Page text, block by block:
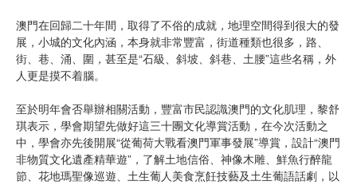
澳門在回歸二十年間，取得了不俗的成就，地理空間得到很大的發
展，小城的文化內涵，本身就非常豐富，街道種類也很多，路、
街、巷、涌、圍，甚至是“石級、斜坡、斜巷、土腰”這些名稱，外
人更是摸不着腦。
至於明年會否舉辦相關活動，豐富市民認識澳門的文化肌理，黎舒
琪表示，學會期望先做好這三十團文化導賞活動，在今次活動之
中，學會亦先後開展“從葡荷大戰看澳門軍事發展”導賞，設計“澳門
非物質文化遺產精華遊”，了解土地信俗、神像木雕、鮮魚行醉龍
節、花地瑪聖像巡遊、土生葡人美食烹飪技藝及土生葡語話劇，以